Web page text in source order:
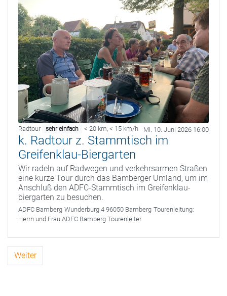
Radtour sehr einfach < 20 km, < 15 km/h Mi. 10. Juni 2026 16:00
k. Radtour z. Stammtisch im
Greifenklau-Biergarten
Wir radeln auf Radwegen und verkehrsarmen Straßen
eine kurze Tour durch das Bamberger Umland, um im
Anschluß den ADFC-Stammtisch im Greifenklau-
biergarten zu besuchen.
ADFC Bamberg Wunderburg 4 96050 Bamberg Tourenleitung:
Herrn und Frau ADFC Bamberg Tourenleiter
Weiter